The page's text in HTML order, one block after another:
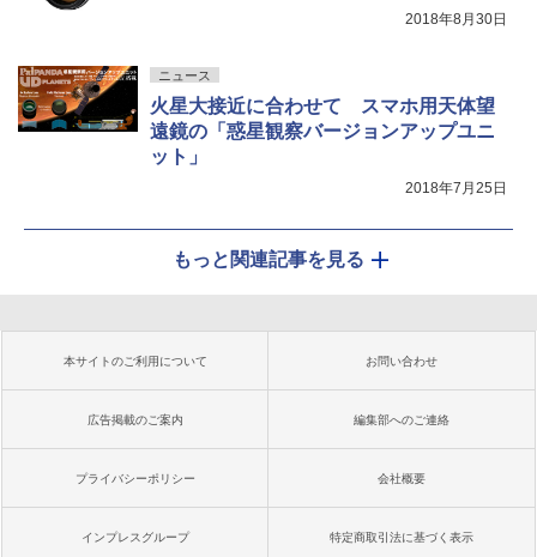
2018年8月30日
ニュース
火星大接近に合わせて スマホ用天体望
遠鏡の「惑星観察バージョンアップユニ
ット」
2018年7月25日
もっと関連記事を見る
本サイトのご利用について お問い合わせ
広告掲載のご案内 編集部へのご連絡
プライバシーポリシー 会社概要
インプレスグループ 特定商取引法に基づく表示